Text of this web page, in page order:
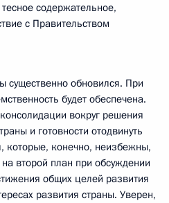
содержательное,
с Правительством
существенно обновился. При
будет обеспечена.
вокруг решения
и готовности отодвинуть
которые, конечно, неизбежны,
второй план при обсуждении
общих целей развития
развития страны. Уверен,